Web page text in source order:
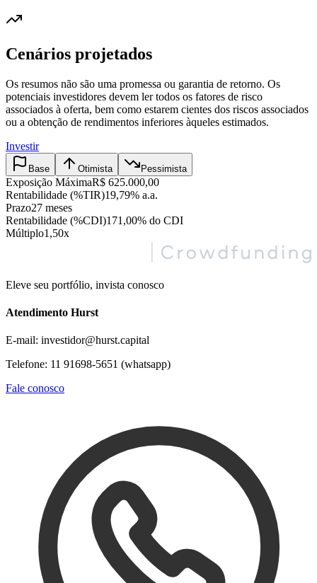
Cenários projetados
Os resumos não são uma promessa ou garantia de retorno. Os
potenciais investidores devem ler todos os fatores de risco
associados à oferta, bem como estarem cientes dos riscos associados
ou a obtenção de rendimentos inferiores àqueles estimados.
Investir
Base Otimista Pessimista
Exposição MáximaR$ 625.000,00
Rentabilidade (%TIR)19,79% a.a.
Prazo27 meses
Rentabilidade (%CDI)171,00% do CDI
Múltiplo1,50x
Eleve seu portfólio, invista conosco
Atendimento Hurst
E-mail: investidor@hurst.capital
Telefone: 11 91698-5651 (whatsapp)
Fale conosco